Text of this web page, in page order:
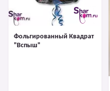
Фольгированный Квадрат
"Вспыш"